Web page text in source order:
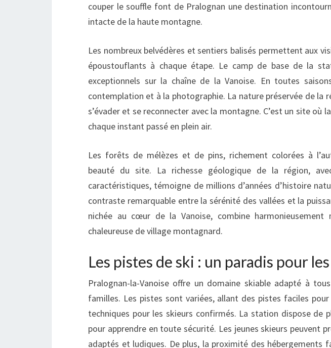
couper le souffle font de Pralognan une destination
intacte de la haute montagne.
Les nombreux belvédères et sentiers balisés permettent aux
époustouflants à chaque étape. Le camp de base de la
exceptionnels sur la chaîne de la Vanoise. En toutes
contemplation et à la photographie. La nature préservée de la
s’évader et se reconnecter avec la montagne. C’est un site où
chaque instant passé en plein air.
Les forêts de mélèzes et de pins, richement colorées à
beauté du site. La richesse géologique de la région,
caractéristiques, témoigne de millions d’années d’histoire
contraste remarquable entre la sérénité des vallées et la
nichée au cœur de la Vanoise, combine harmonieusement
chaleureuse de village montagnard.
Les pistes de ski : un paradis pour
Pralognan-la-Vanoise offre un domaine skiable adapté à
familles. Les pistes sont variées, allant des pistes faciles
techniques pour les skieurs confirmés. La station dispose de
pour apprendre en toute sécurité. Les jeunes skieurs peuvent
adaptés et ludiques. De plus, la proximité des hébergements